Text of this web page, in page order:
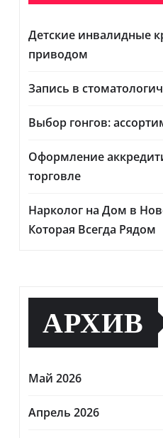
Детские инвалидные
приводом
Запись в
Выбор гонгов:
Оформление
торговле
Нарколог на Дом в
Которая Всегда Рядом
АРХИВ
Май 2026
Апрель 2026